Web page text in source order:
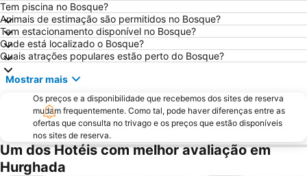
Tem piscina no Bosque?
Animais de estimação são permitidos no Bosque?
Tem estacionamento disponível no Bosque?
Onde está localizado o Bosque?
Quais atrações populares estão perto do Bosque?
Mostrar mais
Os preços e a disponibilidade que recebemos dos sites de reserva
mudam frequentemente. Como tal, pode haver diferenças entre as
ofertas que consulta no trivago e os preços que estão disponíveis
nos sites de reserva.
Um dos Hotéis com melhor avaliação em
Hurghada